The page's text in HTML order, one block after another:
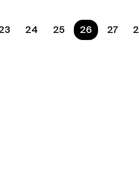
24 25 Ste na strane
26 27